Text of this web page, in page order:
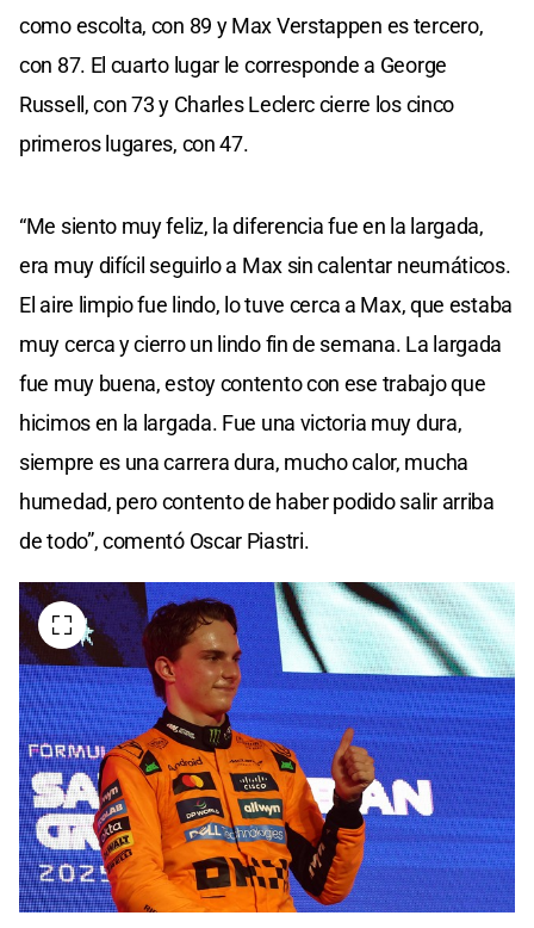
como escolta, con 89 y Max Verstappen es tercero,
con 87. El cuarto lugar le corresponde a George
Russell, con 73 y Charles Leclerc cierre los cinco
primeros lugares, con 47.
“Me siento muy feliz, la diferencia fue en la largada,
era muy difícil seguirlo a Max sin calentar neumáticos.
El aire limpio fue lindo, lo tuve cerca a Max, que estaba
muy cerca y cierro un lindo fin de semana. La largada
fue muy buena, estoy contento con ese trabajo que
hicimos en la largada. Fue una victoria muy dura,
siempre es una carrera dura, mucho calor, mucha
humedad, pero contento de haber podido salir arriba
de todo”, comentó Oscar Piastri.